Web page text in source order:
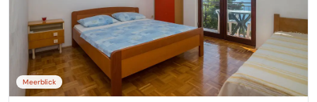
Meerblick